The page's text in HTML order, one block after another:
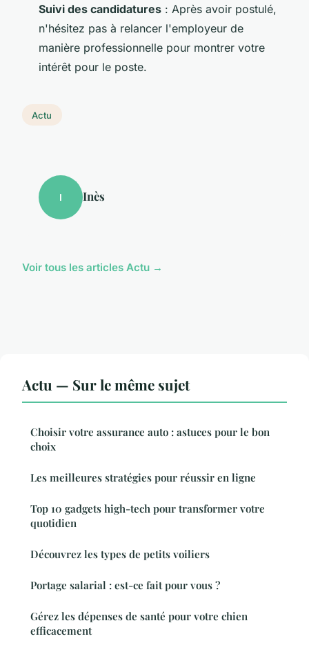
Suivi des candidatures : Après avoir postulé,
n'hésitez pas à relancer l'employeur de
manière professionnelle pour montrer votre
intérêt pour le poste.
Actu
I Inès
Voir tous les articles Actu →
Actu — Sur le même sujet
Choisir votre assurance auto : astuces pour le bon
choix
Les meilleures stratégies pour réussir en ligne
Top 10 gadgets high-tech pour transformer votre
quotidien
Découvrez les types de petits voiliers
Portage salarial : est-ce fait pour vous ?
Gérez les dépenses de santé pour votre chien
efficacement